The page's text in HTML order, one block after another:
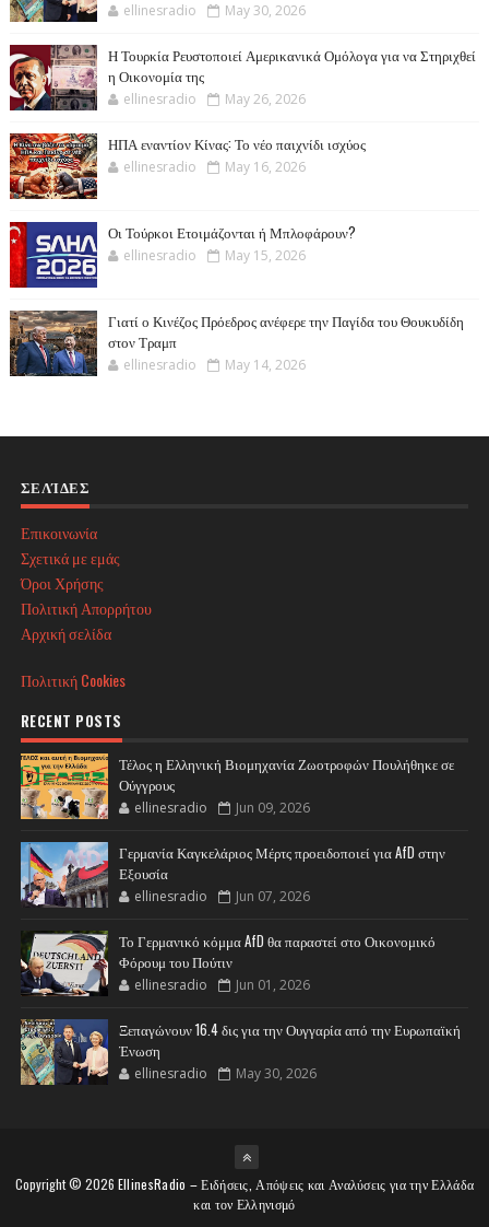
ellinesradio May 30, 2026
Η Τουρκία Ρευστοποιεί Αμερικανικά Ομόλογα για να Στηριχθεί
η Οικονομία της
ellinesradio May 26, 2026
ΗΠΑ εναντίον Κίνας: Το νέο παιχνίδι ισχύος
ellinesradio May 16, 2026
Οι Τούρκοι Ετοιμάζονται ή Μπλοφάρουν?
ellinesradio May 15, 2026
Γιατί ο Κινέζος Πρόεδρος ανέφερε την Παγίδα του Θουκυδίδη
στον Τραμπ
ellinesradio May 14, 2026
ΣΕΛΊΔΕΣ
Επικοινωνία
Σχετικά με εμάς
Όροι Χρήσης
Πολιτική Απορρήτου
Αρχική σελίδα
Πολιτική Cookies
RECENT POSTS
Τέλος η Ελληνική Βιομηχανία Ζωοτροφών Πουλήθηκε σε
Ούγγρους
ellinesradio Jun 09, 2026
Γερμανία Καγκελάριος Μέρτς προειδοποιεί για AfD στην
Εξουσία
ellinesradio Jun 07, 2026
Το Γερμανικό κόμμα AfD θα παραστεί στο Οικονομικό
Φόρουμ του Πούτιν
ellinesradio Jun 01, 2026
Ξεπαγώνουν 16.4 δις για την Ουγγαρία από την Ευρωπαϊκή
Ένωση
ellinesradio May 30, 2026
Copyright © 2026 EllinesRadio – Ειδήσεις, Απόψεις και Αναλύσεις για την Ελλάδα
και τον Ελληνισμό